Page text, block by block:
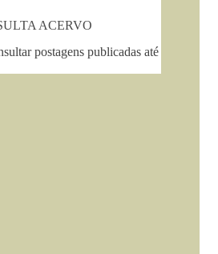
ACERVO
postagens publicadas até